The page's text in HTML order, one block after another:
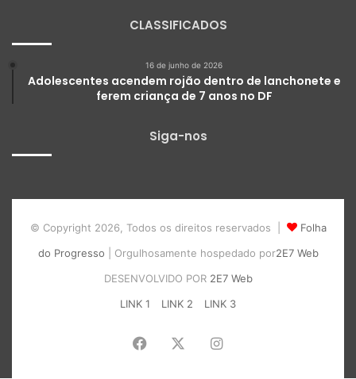
CLASSIFICADOS
16 de junho de 2026
Adolescentes acendem rojão dentro de lanchonete e
ferem criança de 7 anos no DF
Siga-nos
© Copyright 2026, Todos os direitos reservados |
Folha
do Progresso | Orgulhosamente hospedado por2E7 Web
DESENVOLVIDO POR 2E7 Web
LINK 1
LINK 2 LINK 3
Facebook Instagram